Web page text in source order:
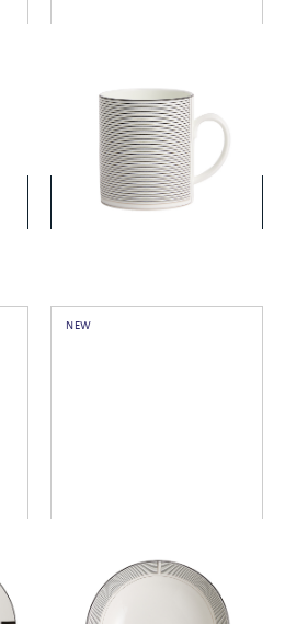
ラファイト マグ ストライプ
￥11,000 (税込)
詳細を見る
NEW
ヴェラ・ウォン リュクス グ
ラファイト ボウル20cm